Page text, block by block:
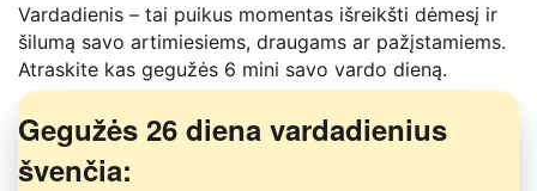
Vardadienis – tai puikus momentas išreikšti dėmesį ir
šilumą savo artimiesiems, draugams ar pažįstamiems.
Atraskite kas gegužės 6 mini savo vardo dieną.
Gegužės 26 diena vardadienius
švenčia: